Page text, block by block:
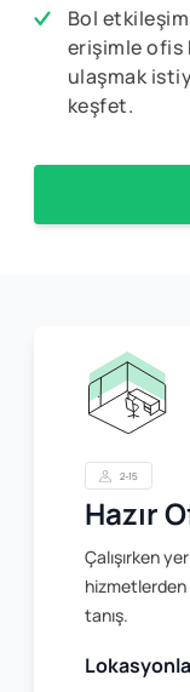
Bol
erişimle ofis
ulaşmak
keşfet.
2-15
Hazır
Çalışırken
hizmetlerden
tanış.